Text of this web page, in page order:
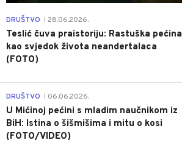
DRUŠTVO 28.06.2026.
Teslić čuva praistoriju: Rastuška pećina
kao svjedok života neandertalaca
(FOTO)
DRUŠTVO 06.06.2026.
U Mićinoj pećini s mladim naučnikom iz
BiH: Istina o šišmišima i mitu o kosi
(FOTO/VIDEO)